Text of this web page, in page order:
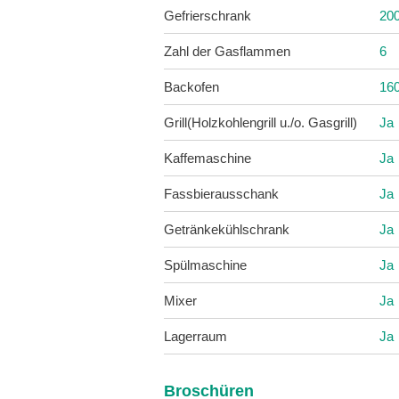
Gefrierschrank
Zahl der Gasflammen 6
Backofen
Grill(Holzkohlengrill u./o. Gasgrill) Ja
Kaffemaschine Ja
Fassbierausschank Ja
Getränkekühlschrank Ja
Spülmaschine Ja
Mixer Ja
Lagerraum Ja
Broschüren